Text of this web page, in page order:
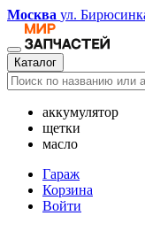
Москва ул.
Каталог
аккумулятор
щетки
масло
Гараж
Корзина
Войти